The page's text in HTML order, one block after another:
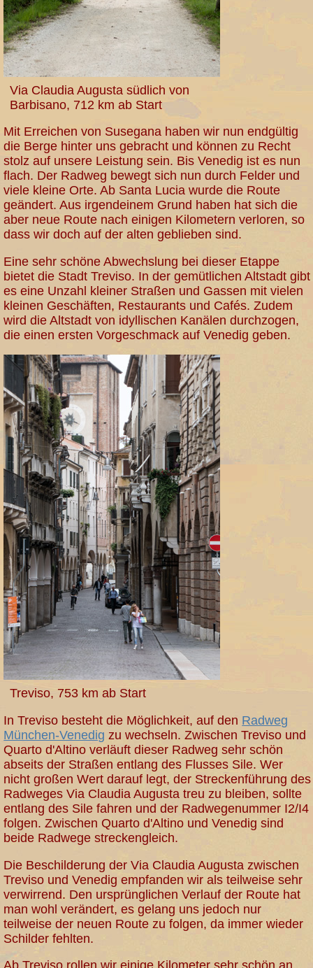
Via Claudia Augusta südlich von
Barbisano, 712 km ab Start
Mit Erreichen von Susegana haben wir nun endgültig
die Berge hinter uns gebracht und können zu Recht
stolz auf unsere Leistung sein. Bis Venedig ist es nun
flach. Der Radweg bewegt sich nun durch Felder und
viele kleine Orte. Ab Santa Lucia wurde die Route
geändert. Aus irgendeinem Grund haben hat sich die
aber neue Route nach einigen Kilometern verloren, so
dass wir doch auf der alten geblieben sind.
Eine sehr schöne Abwechslung bei dieser Etappe
bietet die Stadt Treviso. In der gemütlichen Altstadt gibt
es eine Unzahl kleiner Straßen und Gassen mit vielen
kleinen Geschäften, Restaurants und Cafés. Zudem
wird die Altstadt von idyllischen Kanälen durchzogen,
die einen ersten Vorgeschmack auf Venedig geben.
Treviso, 753 km ab Start
In Treviso besteht die Möglichkeit, auf den Radweg
München-Venedig zu wechseln. Zwischen Treviso und
Quarto d'Altino verläuft dieser Radweg sehr schön
abseits der Straßen entlang des Flusses Sile. Wer
nicht großen Wert darauf legt, der Streckenführung des
Radweges Via Claudia Augusta treu zu bleiben, sollte
entlang des Sile fahren und der Radwegenummer I2/I4
folgen. Zwischen Quarto d'Altino und Venedig sind
beide Radwege streckengleich.
Die Beschilderung der Via Claudia Augusta zwischen
Treviso und Venedig empfanden wir als teilweise sehr
verwirrend. Den ursprünglichen Verlauf der Route hat
man wohl verändert, es gelang uns jedoch nur
teilweise der neuen Route zu folgen, da immer wieder
Schilder fehlten.